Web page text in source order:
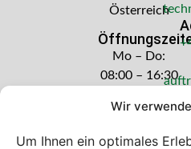
Wir
Um Ihnen ein optimales
Österreich
Mo – Do:
08:00 – 16:30
Freitag: 08:00